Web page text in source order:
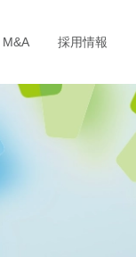
M&A 採用情報